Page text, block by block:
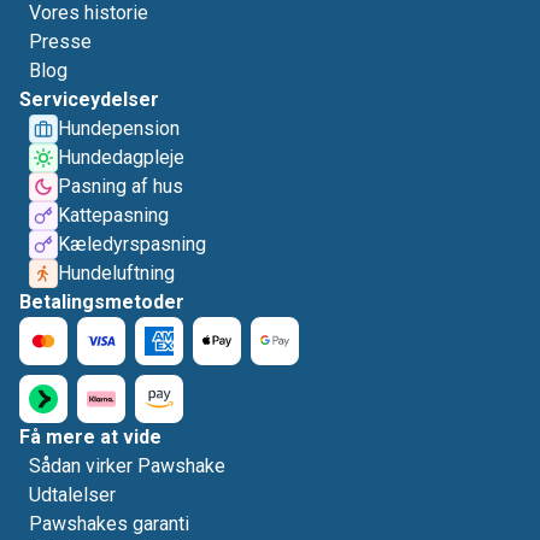
Vores historie
Presse
Blog
Serviceydelser
Hundepension
Hundedagpleje
Pasning af hus
Kattepasning
Kæledyrspasning
Hundeluftning
Betalingsmetoder
Få mere at vide
Sådan virker Pawshake
Udtalelser
Pawshakes garanti